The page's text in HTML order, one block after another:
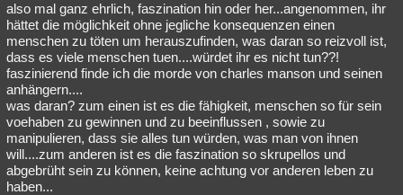
also mal ganz ehrlich, faszination hin oder her...angenommen, ihr
hättet die möglichkeit ohne jegliche konsequenzen einen
menschen zu töten um herauszufinden, was daran so reizvoll ist,
dass es viele menschen tuen....würdet ihr es nicht tun??!
faszinierend finde ich die morde von charles manson und seinen
anhängern....
was daran? zum einen ist es die fähigkeit, menschen so für sein
voehaben zu gewinnen und zu beeinflussen , sowie zu
manipulieren, dass sie alles tun würden, was man von ihnen
will....zum anderen ist es die faszination so skrupellos und
abgebrüht sein zu können, keine achtung vor anderen leben zu
haben...